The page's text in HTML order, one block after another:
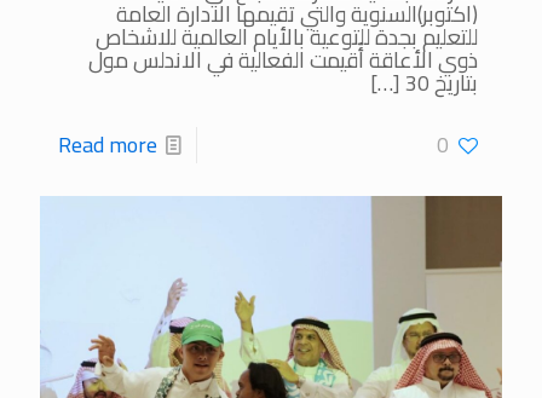
(اكتوبر)السنوية والتي تقيمها الادارة العامة
للتعليم بجدة للتوعية بالأيام العالمية للاشخاص
ذوي الأعاقة أُقيمت الفعالية في الاندلس مول
بتاريخ 30
[…]
0
Read more